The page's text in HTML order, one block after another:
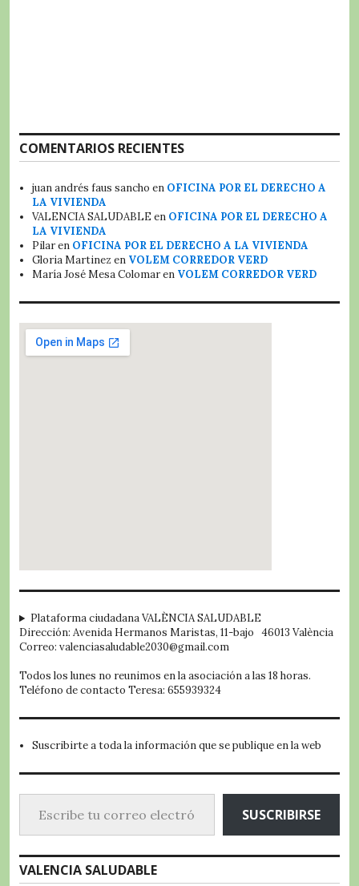
COMENTARIOS RECIENTES
juan andrés faus sancho en OFICINA POR EL DERECHO A
LA VIVIENDA
VALENCIA SALUDABLE en OFICINA POR EL DERECHO A
LA VIVIENDA
Pilaren OFICINA POR EL DERECHO A LA VIVIENDA
Gloria Martinez en VOLEM CORREDOR VERD
María José Mesa Colomaren VOLEM CORREDOR VERD
Plataforma ciudadana VALÈNCIA SALUDABLE
Dirección: Avenida Hermanos Maristas, 11-bajo 46013 València
Correo: valenciasaludable2030@gmail.com
Todos los lunes no reunimos en la asociación a las 18 horas.
Teléfono de contacto Teresa: 655939324
Suscribirte a toda la información que se publique en la web
Escribe tu correo electrónico…
SUSCRIBIRSE
VALENCIA SALUDABLE